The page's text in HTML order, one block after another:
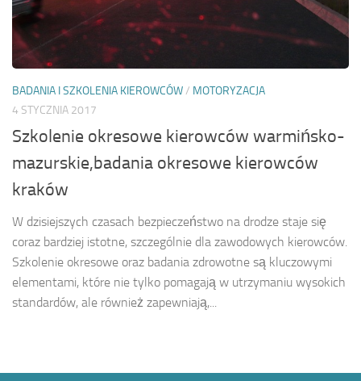
BADANIA I SZKOLENIA KIEROWCÓW/ MOTORYZACJA
4 STYCZNIA 2017
Szkolenie okresowe kierowców warmińsko-
mazurskie,badania okresowe kierowców
kraków
W dzisiejszych czasach bezpieczeństwo na drodze staje się
coraz bardziej istotne, szczególnie dla zawodowych kierowców.
Szkolenie okresowe oraz badania zdrowotne są kluczowymi
elementami, które nie tylko pomagają w utrzymaniu wysokich
standardów, ale również zapewniają,...